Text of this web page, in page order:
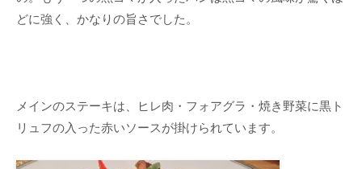
どに強く、かなりの旨さでした。
メインのステーキは、ヒレ肉・フォアグラ・焼き野菜に黒ト
リュフの入った赤いソースが掛けられています。